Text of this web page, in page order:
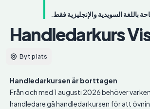
باللغة السويدية والإنجليزية فقط.
Handledarkurs
Byt plats
Handledarkursen är borttagen
Från och med 1 augusti 2026 behöver
handledare gå handledarkursen för att